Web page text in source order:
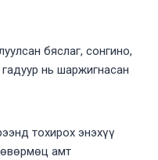
бяслаг, сонгино,
нь шаржигнасан
тохирох энэхүү
амт